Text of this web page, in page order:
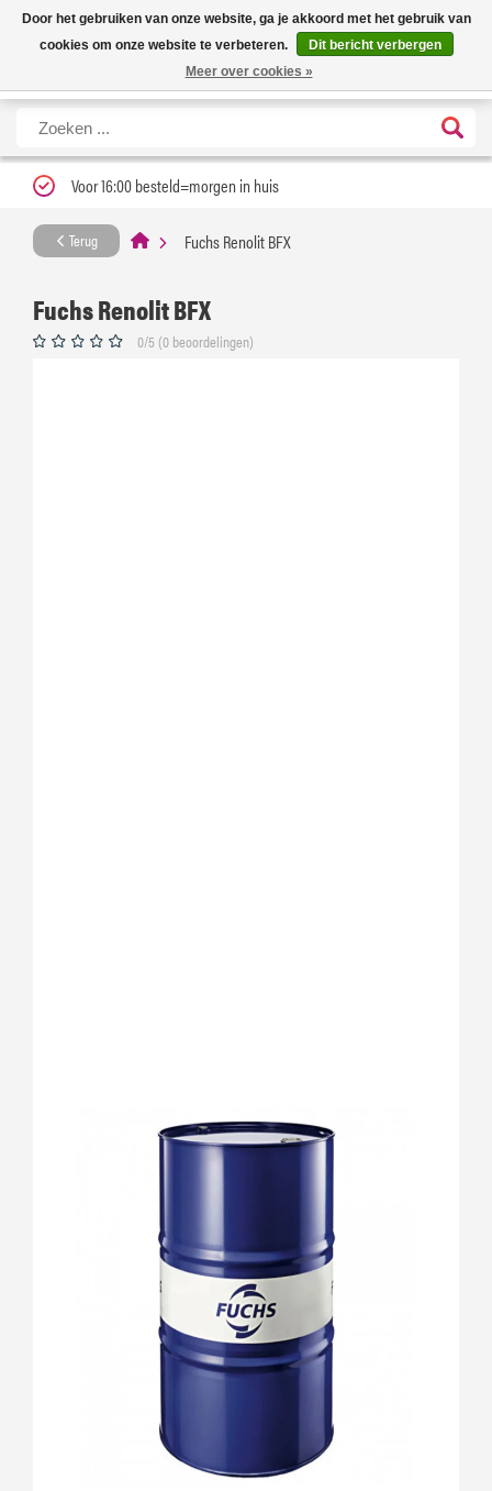
Nieuwe levertijd: 1 tot 3 werkdagen | Nu 25% korting op gehele assortiment
Carfume met kortingscode ''verfrissend''
X
Voor 16:00 besteld=morgen in huis
Terug Fuchs Renolit BFX
Fuchs Renolit BFX
0/5 (0 beoordelingen)
Door het gebruiken van onze website, ga je akkoord met het gebruik van
cookies om onze website te verbeteren.
Dit bericht verbergen
Meer over cookies »